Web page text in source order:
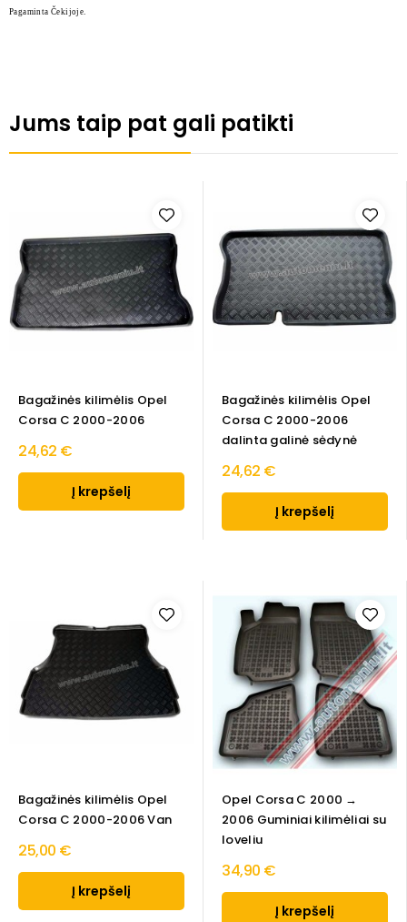
Pagaminta Čekijoje.
Jums taip pat gali patikti
Bagažinės kilimėlis Opel
Corsa C 2000-2006
24,62 €
Į krepšelį
Bagažinės kilimėlis Opel
Corsa C 2000-2006
dalinta galinė sėdynė
24,62 €
Į krepšelį
Bagažinės kilimėlis Opel
Corsa C 2000-2006 Van
25,00 €
Į krepšelį
Opel Corsa C 2000 →
2006 Guminiai kilimėliai su
loveliu
34,90 €
Į krepšelį